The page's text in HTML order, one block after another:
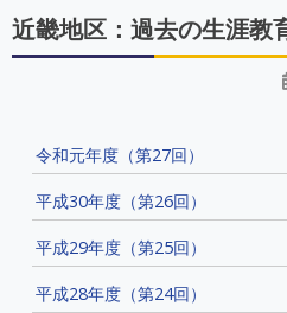
近畿地区：過去の生涯教
令和元年度（第27回）
平成30年度（第26回）
平成29年度（第25回）
平成28年度（第24回）